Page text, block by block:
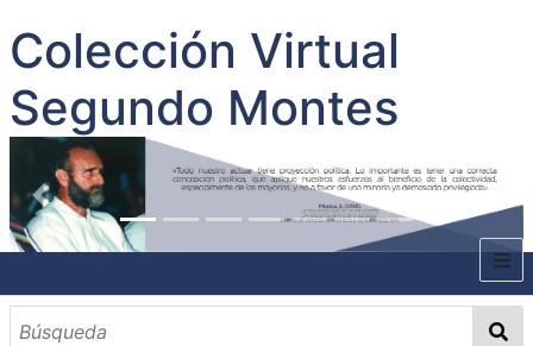
Colección Virtual
Segundo Montes
INICIO